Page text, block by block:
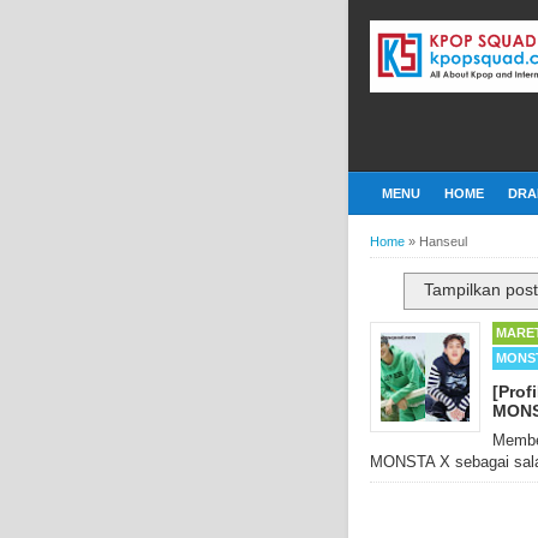
MENU HOME
Home » Hanseul
Tampilkan
MONSTA X sebagai